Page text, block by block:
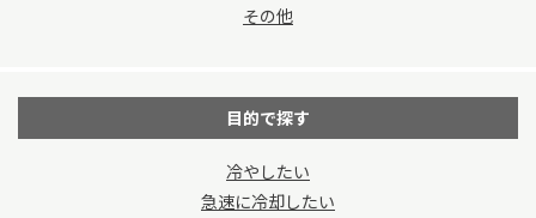
その他
目的で探す
冷やしたい
急速に冷却したい